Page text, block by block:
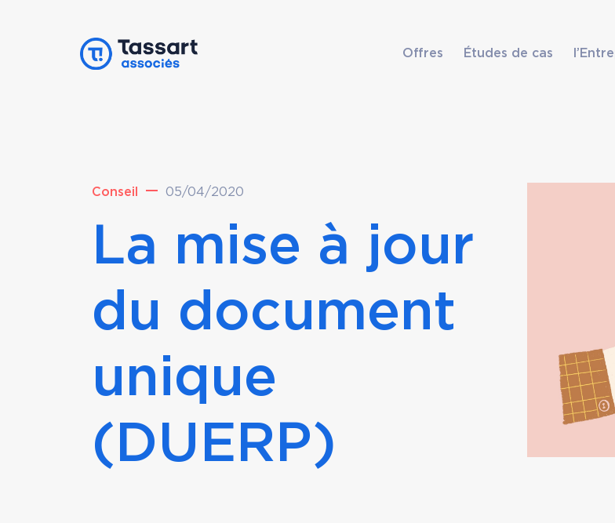
Offres Études de cas
Conseil 05/04/2020
La mise à jour
du document
unique
(DUERP)